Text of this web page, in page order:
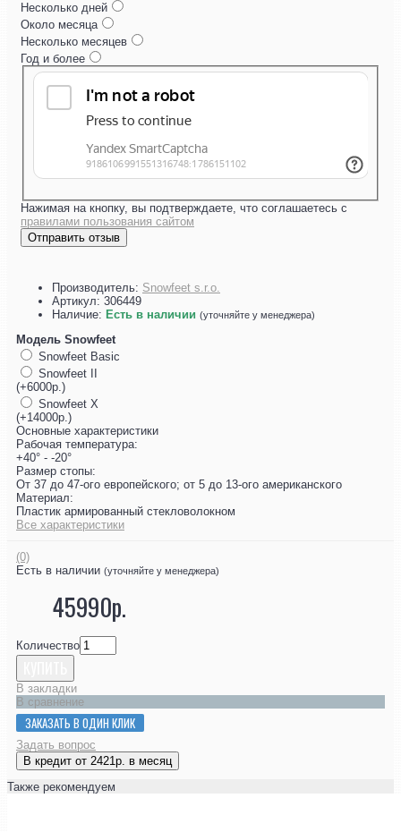
Несколько дней
Около месяца
Несколько месяцев
Год и более
Нажимая на кнопку, вы подтверждаете, что соглашаетесь с
правилами пользования сайтом
Отправить отзыв
Производитель: Snowfeet s.r.o.
Артикул: 306449
Наличие: Есть в наличии (уточняйте у менеджера)
Модель Snowfeet
Snowfeet Basic
Snowfeet II
(+6000р.)
Snowfeet X
(+14000р.)
Основные характеристики
Рабочая температура:
+40° - -20°
Размер стопы:
От 37 до 47-ого европейского; от 5 до 13-ого американского
Материал:
Пластик армированный стекловолокном
Все характеристики
(0)
Есть в наличии (уточняйте у менеджера)
45990р.
Количество
В закладки
В сравнение
ЗАКАЗАТЬ В ОДИН КЛИК
Задать вопрос
В кредит от 2421р. в месяц
Также рекомендуем